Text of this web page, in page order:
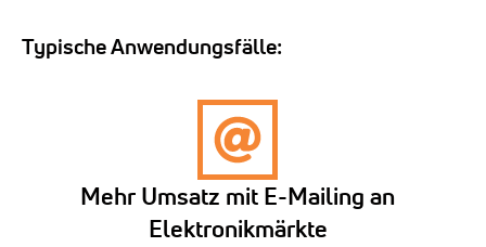
Typische Anwendungsfälle:
Mehr Umsatz mit E-Mailing an
Elektronikmärkte